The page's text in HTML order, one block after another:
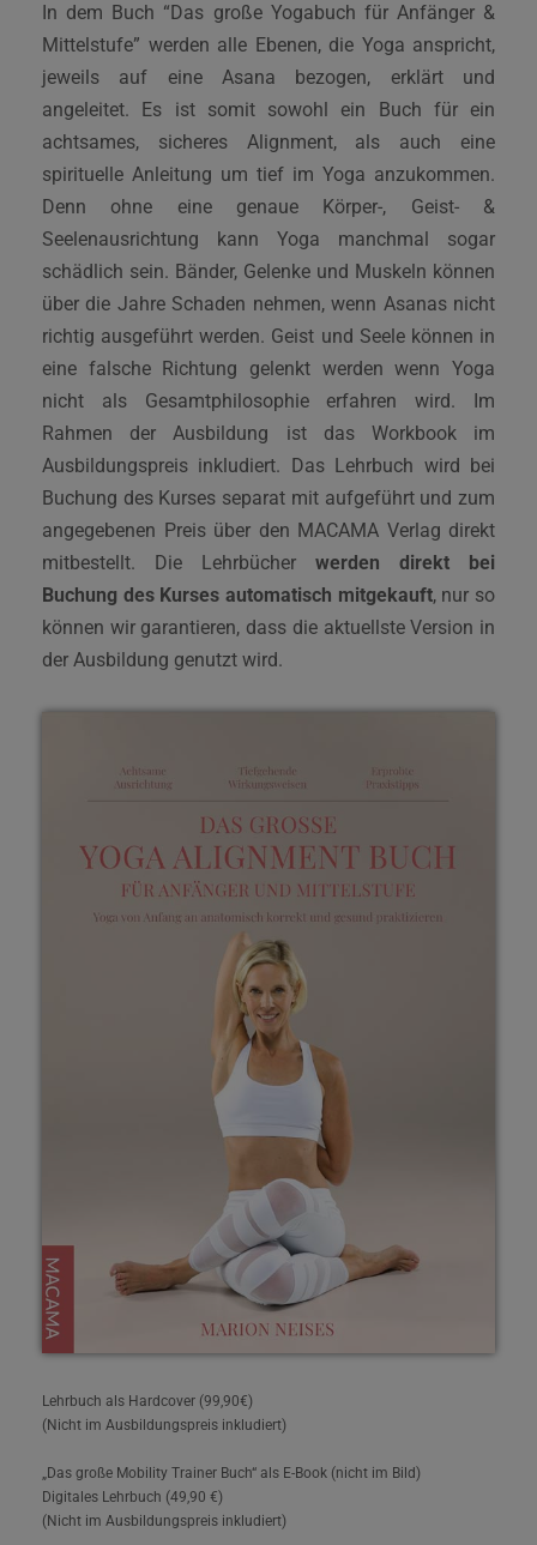
In dem Buch “Das große Yogabuch für Anfänger &
Mittelstufe” werden alle Ebenen, die Yoga anspricht,
jeweils auf eine Asana bezogen, erklärt und
angeleitet. Es ist somit sowohl ein Buch für ein
achtsames, sicheres Alignment, als auch eine
spirituelle Anleitung um tief im Yoga anzukommen.
Denn ohne eine genaue Körper-, Geist- &
Seelenausrichtung kann Yoga manchmal sogar
schädlich sein. Bänder, Gelenke und Muskeln können
über die Jahre Schaden nehmen, wenn Asanas nicht
richtig ausgeführt werden. Geist und Seele können in
eine falsche Richtung gelenkt werden wenn Yoga
nicht als Gesamtphilosophie erfahren wird. Im
Rahmen der Ausbildung ist das Workbook im
Ausbildungspreis inkludiert. Das Lehrbuch wird bei
Buchung des Kurses separat mit aufgeführt und zum
angegebenen Preis über den MACAMA Verlag direkt
mitbestellt. Die Lehrbücher werden direkt bei
Buchung des Kurses automatisch mitgekauft, nur so
können wir garantieren, dass die aktuellste Version in
der Ausbildung genutzt wird.
Lehrbuch als Hardcover (99,90€)
(Nicht im Ausbildungspreis inkludiert)
„Das große Mobility Trainer Buch“ als E-Book (nicht im Bild)
Digitales Lehrbuch (49,90 €)
(Nicht im Ausbildungspreis inkludiert)